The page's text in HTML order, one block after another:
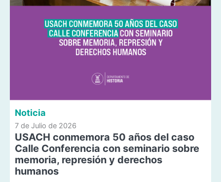
Noticia
7 de Julio de 2026
USACH conmemora 50 años del caso
Calle Conferencia con seminario sobre
memoria, represión y derechos
humanos